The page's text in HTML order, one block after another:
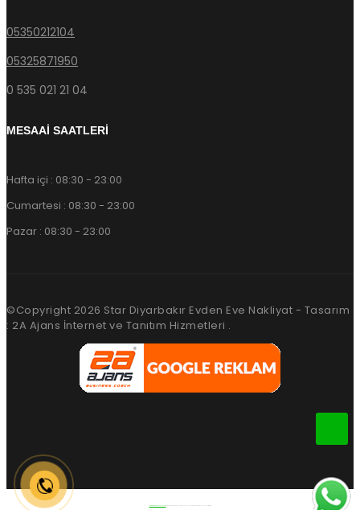
05350212104
05325871950
0 535 021 21 04
MESAAİ SAATLERİ
Hafta içi : 08:30 - 23:00
Cumartesi : 08:30 - 23:00
Pazar : 08:30 - 23:00
©Copyright 2026 Star Diyarbakır Evden Eve Nakliyat - Tasarım
: 2A Ajans İnternet ve Tanıtım Hizmetleri .